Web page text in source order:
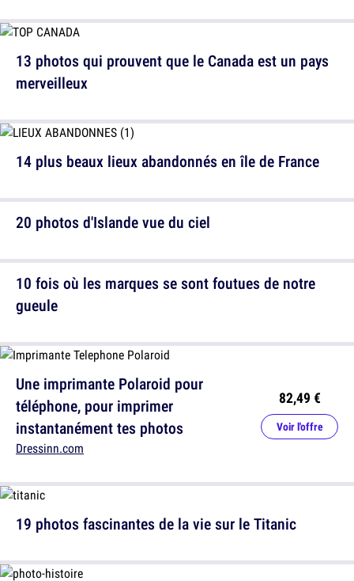
13 photos qui prouvent que le Canada est un pays
merveilleux
20 photos d'Islande vue du ciel
Une imprimante Polaroid pour
téléphone, pour imprimer
instantanément tes photos
Dressinn.com
82,49 €
Voir l'offre
14 plus beaux lieux abandonnés en île de France
10 fois où les marques se sont foutues de notre
gueule
19 photos fascinantes de la vie sur le Titanic